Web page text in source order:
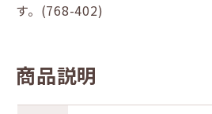
す。(768-402)
商品説明